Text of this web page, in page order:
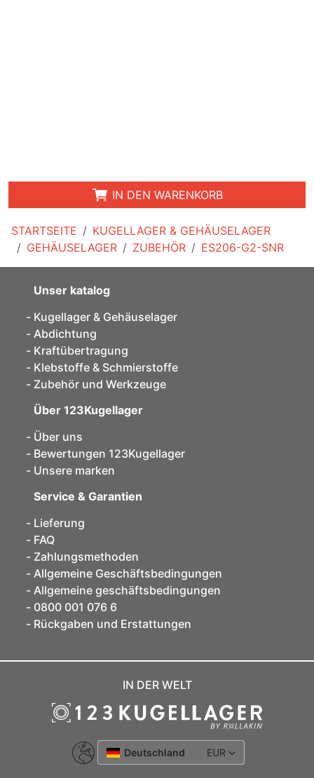
STARTSEITE
KUGELLAGER & GEHÄUSELAGER
GEHÄUSELAGER
ZUBEHÖR ES206-G2-SNR
IN DEN WARENKORB
Unser katalog
Kugellager & Gehäuselager
Abdichtung
Kraftübertragung
Klebstoffe & Schmierstoffe
Zubehör und Werkzeuge
Über 123Kugellager
Über uns
Bewertungen 123Kugellager
Unsere marken
Service & Garantien
Lieferung
FAQ
Zahlungsmethoden
Allgemeine Geschäftsbedingungen
Allgemeine geschäftsbedingungen
0800 001 076 6
Rückgaben und Erstattungen
IN DER WELT
Deutschland EUR